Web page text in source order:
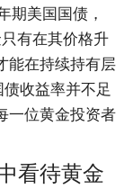
期美国国债，
有在其价格升
能在持续持有层
收益率并不足
一位黄金投资者
看待黄金